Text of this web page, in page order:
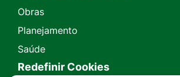
Obras
Planejamento
Saúde
Redefinir Cookies